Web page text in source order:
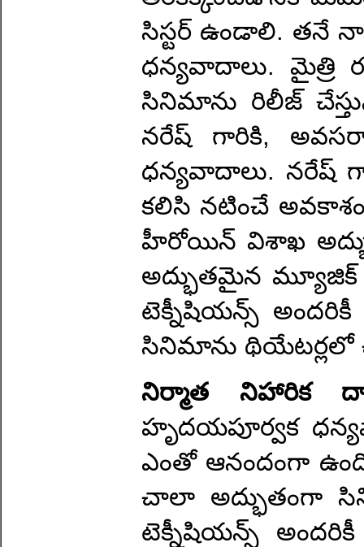
సిస్టర్ ఉండాలి. తనే నా
ధన్యవాదాలు. మైత్రి
సినిమాను రిలీజ్
నరేష్ గారికి,
ధన్యవాదాలు. నరేష్
కలిసి నటించే
హీరోయిన్ విశాఖ
అద్భుతమైన
టెక్నీషియన్స్
సినిమాను థియేటర్లలో
నిర్మాత నిహారిక
హృదయపూర్వక
ఎంతో ఆనందంగా
చాలా అద్భుతంగా
టెక్నీషియన్స్